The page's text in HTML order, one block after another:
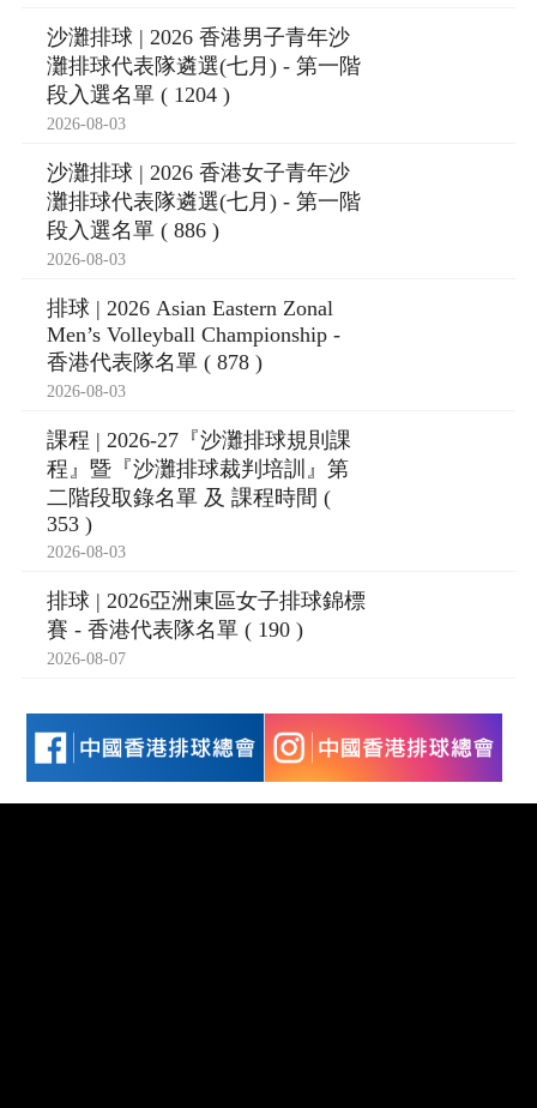
沙灘排球 | 2026 香港男子青年沙
灘排球代表隊遴選(七月) - 第一階
段入選名單 ( 1204 )
2026-08-03
沙灘排球 | 2026 香港女子青年沙
灘排球代表隊遴選(七月) - 第一階
段入選名單 ( 886 )
2026-08-03
排球 | 2026 Asian Eastern Zonal
Men’s Volleyball Championship -
香港代表隊名單 ( 878 )
2026-08-03
課程 | 2026-27『沙灘排球規則課
程』暨『沙灘排球裁判培訓』第
二階段取錄名單 及 課程時間 (
353 )
2026-08-03
排球 | 2026亞洲東區女子排球錦標
賽 - 香港代表隊名單 ( 190 )
2026-08-07